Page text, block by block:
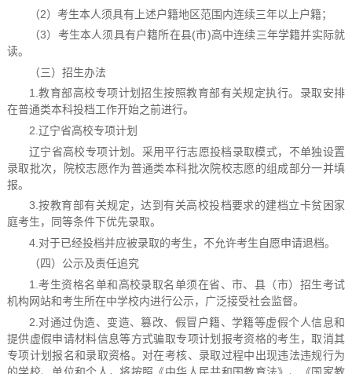
（2）考生本人须具有上述户籍地区范围内连续三年以上户籍；
（3）考生本人须具有户籍所在县(市)高中连续三年学籍并实际就
读。
（三）招生办法
1.教育部高校专项计划招生按照教育部有关规定执行。录取安排
在普通类本科投档工作开始之前进行。
2.辽宁省高校专项计划
辽宁省高校专项计划。采用平行志愿投档录取模式，不单独设置
录取批次，院校志愿作为普通类本科批次院校志愿的组成部分一并填
报。
3.按教育部有关规定，达到有关高校投档要求的建档立卡贫困家
庭考生，同等条件下优先录取。
4.对于已经投档并应被录取的考生，不允许考生自愿申请退档。
（四）公示及责任追究
1.考生资格名单和高校录取名单须在省、市、县（市）招生考试
机构网站和考生所在中学校内进行公示，广泛接受社会监督。
2.对通过伪造、变造、篡改、假冒户籍、学籍等虚假个人信息和
提供虚假申请材料信息等方式骗取专项计划报考资格的考生，取消其
专项计划报名和录取资格。对在考核、录取过程中出现违法违规行为
的学校、单位和个人，将按照《中华人民共和国教育法》、《国家教